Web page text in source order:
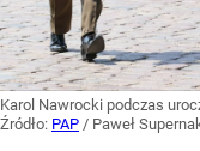
Karol Nawrocki podczas
Źródło: PAP / Paweł